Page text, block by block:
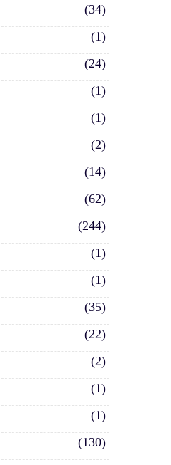
(34)
(1)
(24)
(1)
(1)
(2)
(14)
(62)
(244)
(1)
(1)
(35)
(22)
(2)
(1)
(1)
(130)